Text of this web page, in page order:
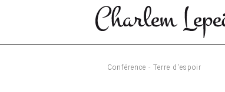
Conférence - Terre d'espoir